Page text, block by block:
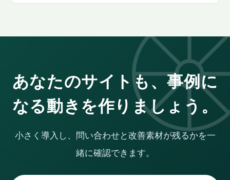
あなたのサイトも、事例に
なる動きを作りましょう。
小さく導入し、問い合わせと改善素材が残るかを一
緒に確認できます。